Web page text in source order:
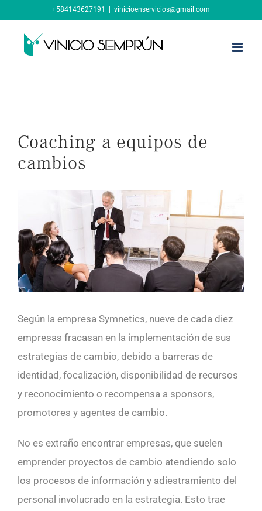
content
+584143627191 vinicioenservicios@gmail.com
Coaching a equipos de
cambios
Image
Según la empresa Symnetics, nueve de cada diez
empresas fracasan en la implementación de sus
estrategias de cambio, debido a barreras de
identidad, focalización, disponibilidad de recursos
y reconocimiento o recompensa a sponsors,
promotores y agentes de cambio.
No es extraño encontrar empresas, que suelen
emprender proyectos de cambio atendiendo solo
los procesos de información y adiestramiento del
personal involucrado en la estrategia. Esto trae